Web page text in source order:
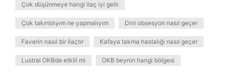
Çok düşünmeye hangi ilaç iyi gelir
Çok takıntılıyım ne yapmalıyım Dini obsesyon nasıl geçer
Faverin nasıl bir ilaçtır Kafaya takma hastalığı nasıl geçer
Lustral OKBde etkili mi OKB beynin hangi bölgesi